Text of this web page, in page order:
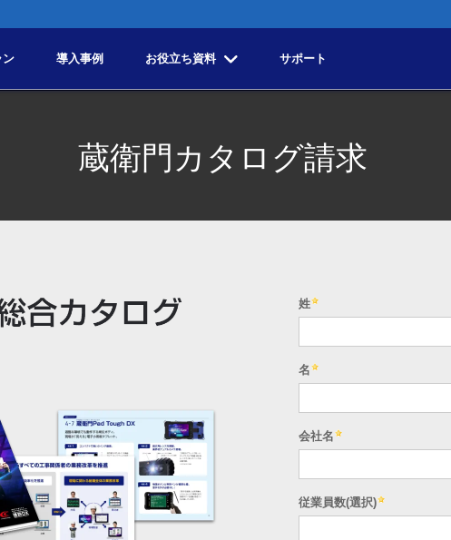
ン 導入事例 お役立ち資料 サポート
蔵衛門カタログ請求